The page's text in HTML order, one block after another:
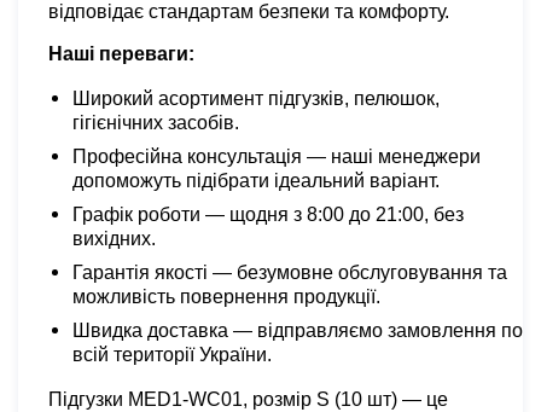
відповідає стандартам безпеки та комфорту.
Наші переваги:
Широкий асортимент підгузків, пелюшок,
гігієнічних засобів.
Професійна консультація — наші менеджери
допоможуть підібрати ідеальний варіант.
Графік роботи — щодня з 8:00 до 21:00, без
вихідних.
Гарантія якості — безумовне обслуговування та
можливість повернення продукції.
Швидка доставка — відправляємо замовлення по
всій території України.
Підгузки MED1-WC01, розмір S (10 шт) — це